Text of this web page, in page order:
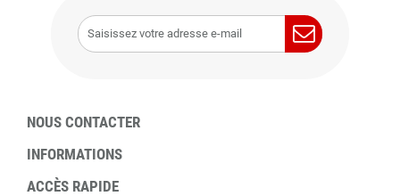
NOUS CONTACTER
INFORMATIONS
ACCÈS RAPIDE